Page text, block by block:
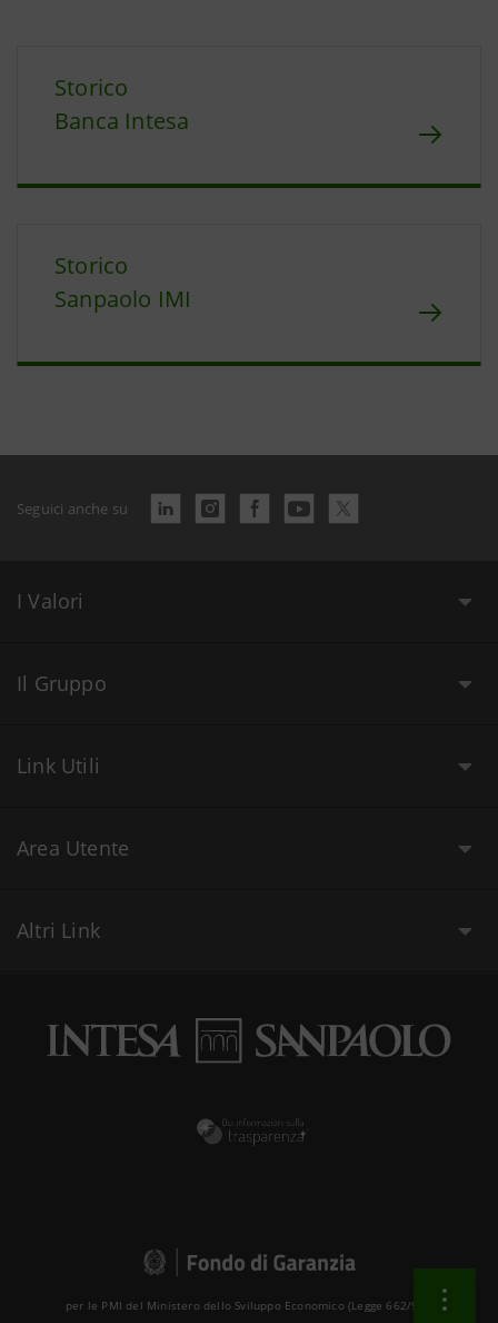
Storico
Banca Intesa
Storico
Sanpaolo IMI
Seguici anche su
I Valori
Il Gruppo
Link Utili
Area Utente
Altri Link
per le PMI del Ministero dello Sviluppo Economico (Legge 662/96 )